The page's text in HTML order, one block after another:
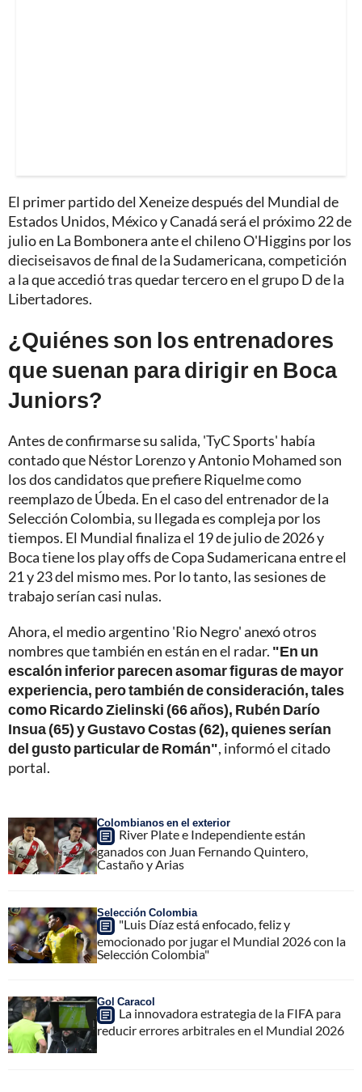
El primer partido del Xeneize después del Mundial de
Estados Unidos, México y Canadá será el próximo 22 de
julio en La Bombonera ante el chileno O'Higgins por los
dieciseisavos de final de la Sudamericana, competición
a la que accedió tras quedar tercero en el grupo D de la
Libertadores.
¿Quiénes son los entrenadores
que suenan para dirigir en Boca
Juniors?
Antes de confirmarse su salida, 'TyC Sports' había
contado que Néstor Lorenzo y Antonio Mohamed son
los dos candidatos que prefiere Riquelme como
reemplazo de Úbeda. En el caso del entrenador de la
Selección Colombia, su llegada es compleja por los
tiempos. El Mundial finaliza el 19 de julio de 2026 y
Boca tiene los play offs de Copa Sudamericana entre el
21 y 23 del mismo mes. Por lo tanto, las sesiones de
trabajo serían casi nulas.
Ahora, el medio argentino 'Rio Negro' anexó otros
nombres que también en están en el radar. "En un
escalón inferior parecen asomar figuras de mayor
experiencia, pero también de consideración, tales
como Ricardo Zielinski (66 años), Rubén Darío
Insua (65) y Gustavo Costas (62), quienes serían
del gusto particular de Román", informó el citado
portal.
Colombianos en el exterior
River Plate e Independiente están
ganados con Juan Fernando Quintero,
Castaño y Arias
Selección Colombia
"Luis Díaz está enfocado, feliz y
emocionado por jugar el Mundial 2026 con la
Selección Colombia"
Gol Caracol
La innovadora estrategia de la FIFA para
reducir errores arbitrales en el Mundial 2026